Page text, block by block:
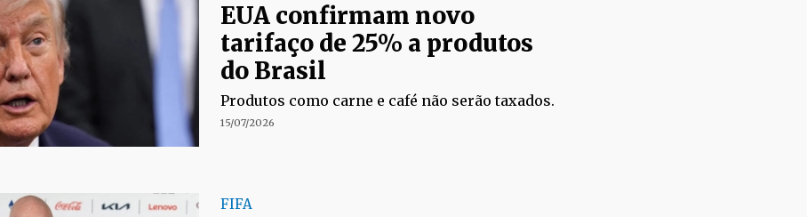
EUA confirmam novo
tarifaço de 25% a produtos
do Brasil
Produtos como carne e café não serão taxados.
15/07/2026
FIFA